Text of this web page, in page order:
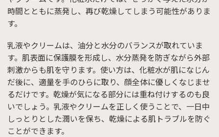
時間とともに蒸発し、再び乾燥してしまう可能性がありま
す。
乳液やクリームは、油分と水分のバランスが取れていま
す。肌表面に保護膜を形成し、水分蒸発を防ぎながら外部
刺激からも肌を守ります。使い方は、化粧水が肌になじん
だ後に、適量を手のひらに取り、顔全体に優しくなじませ
るだけです。乾燥が気になる部分には重ね付けするのも良
いでしょう。乳液やクリームを正しく使うことで、一日中
しっとりとした潤いを保ち、乾燥による肌トラブルを防ぐ
ことができます。